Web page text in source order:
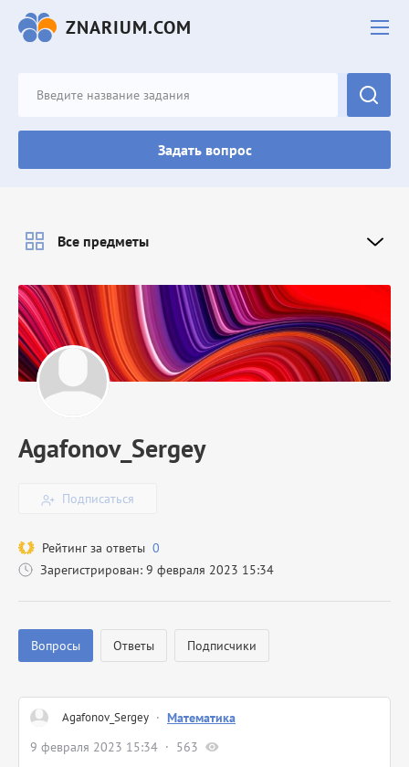
ZNARIUM.COM
Задать вопрос
Agafonov_Sergey
Подписаться
Рейтинг за ответы 0
Зарегистрирован: 9 февраля 2023 15:34
Вопросы Ответы Подписчики
Agafonov_Sergey · Математика
9 февраля 2023 15:34
563
Все предметы